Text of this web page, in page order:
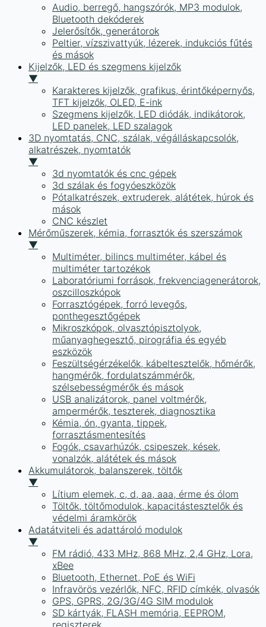
Audio, berregő, hangszórók, MP3 modulok,
Bluetooth dekóderek
Jelerősítők, generátorok
Peltier, vízszivattyúk, lézerek, indukciós fűtés
és mások
Kijelzők, LED és szegmens kijelzők
▼
Karakteres kijelzők, grafikus, érintőképernyős,
TFT kijelzők, OLED, E-ink
Szegmens kijelzők, LED diódák, indikátorok,
LED panelek, LED szalagok
3D nyomtatás, CNC, szálak, végálláskapcsolók,
alkatrészek, nyomtatók
▼
3d nyomtatók és cnc gépek
3d szálak és fogyóeszközök
Pótalkatrészek, extruderek, alátétek, húrok és
mások
CNC készlet
Mérőműszerek, kémia, forrasztók és szerszámok
▼
Multiméter, bilincs multiméter, kábel és
multiméter tartozékok
Laboratóriumi források, frekvenciagenerátorok,
oszcilloszkópok
Forrasztógépek, forró levegős,
ponthegesztőgépek
Mikroszkópok, olvasztópisztolyok,
műanyaghegesztő, pirográfia és egyéb
eszközök
Feszültségérzékelők, kábeltesztelők, hőmérők,
hangmérők, fordulatszámmérők,
szélsebességmérők és mások
USB analizátorok, panel voltmérők,
ampermérők, teszterek, diagnosztika
Kémia, ón, gyanta, tippek,
forrasztásmentesítés
Fogók, csavarhúzók, csipeszek, kések,
vonalzók, alátétek és mások
Akkumulátorok, balanszerek, töltők
▼
Lítium elemek, c, d, aa, aaa, érme és ólom
Töltők, töltőmodulok, kapacitástesztelők és
védelmi áramkörök
Adatátviteli és adattároló modulok
▼
FM rádió, 433 MHz, 868 MHz, 2,4 GHz, Lora,
xBee
Bluetooth, Ethernet, PoE és WiFi
Infravörös vezérlők, NFC, RFID címkék, olvasók
GPS, GPRS, 2G/3G/4G SIM modulok
SD kártyák, FLASH memória, EEPROM,
regiszterek